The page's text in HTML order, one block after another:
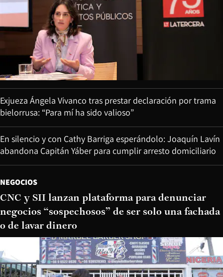
Exjueza Ángela Vivanco tras prestar declaración por trama
bielorrusa: “Para mí ha sido valioso”
En silencio y con Cathy Barriga esperándolo: Joaquín Lavín
abandona Capitán Yáber para cumplir arresto domiciliario
NEGOCIOS
CNC y SII lanzan plataforma para denunciar
negocios “sospechosos” de ser solo una fachada
o de lavar dinero